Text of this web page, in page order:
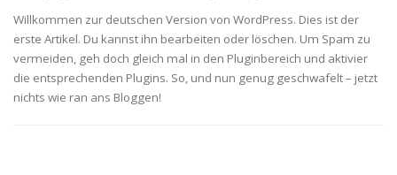
Willkommen zur deutschen Version von WordPress. Dies ist der
erste Artikel. Du kannst ihn bearbeiten oder löschen. Um Spam zu
vermeiden, geh doch gleich mal in den Pluginbereich und aktivier
die entsprechenden Plugins. So, und nun genug geschwafelt – jetzt
nichts wie ran ans Bloggen!